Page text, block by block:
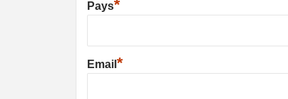
Pays*
Email *